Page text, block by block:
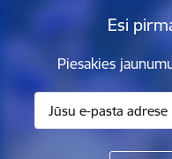
Esi
Piesakies